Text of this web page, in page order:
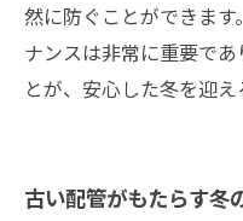
然に防ぐことができま
ナンスは非常に重要で
とが、安心した冬を迎え
古い配管がもたらす冬